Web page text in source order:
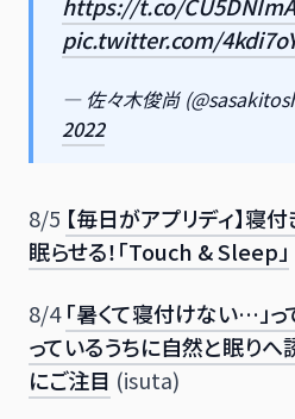
pic.twitter.com/
— 佐々木俊尚
2022
8/5 【毎日がアプリディ】寝
眠らせる！「Touch & Sleep」
8/4「暑くて寝付けない…」
っているうちに自然と眠りへ
にご注目 (isuta)